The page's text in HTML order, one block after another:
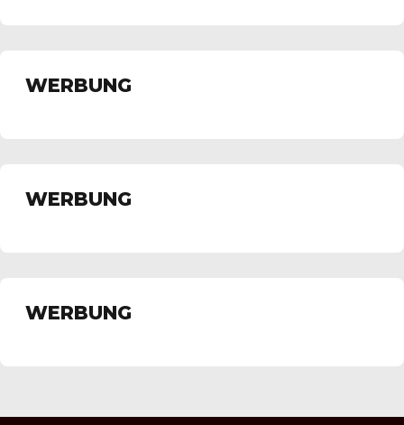
WERBUNG
WERBUNG
WERBUNG